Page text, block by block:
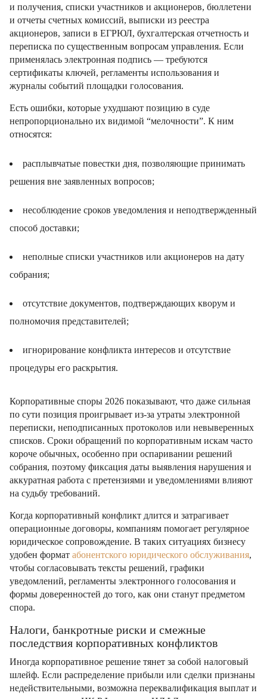
и получения, списки участников и акционеров, бюллетени
и отчеты счетных комиссий, выписки из реестра
акционеров, записи в ЕГРЮЛ, бухгалтерская отчетность и
переписка по существенным вопросам управления. Если
применялась электронная подпись — требуются
сертификаты ключей, регламенты использования и
журналы событий площадки голосования.
Есть ошибки, которые ухудшают позицию в суде
непропорционально их видимой “мелочности”. К ним
относятся:
расплывчатые повестки дня, позволяющие принимать
решения вне заявленных вопросов;
несоблюдение сроков уведомления и неподтвержденный
способ доставки;
неполные списки участников или акционеров на дату
собрания;
отсутствие документов, подтверждающих кворум и
полномочия представителей;
игнорирование конфликта интересов и отсутствие
процедуры его раскрытия.
Корпоративные споры 2026 показывают, что даже сильная
по сути позиция проигрывает из-за утраты электронной
переписки, неподписанных протоколов или невыверенных
списков. Сроки обращений по корпоративным искам часто
короче обычных, особенно при оспаривании решений
собрания, поэтому фиксация даты выявления нарушения и
аккуратная работа с претензиями и уведомлениями влияют
на судьбу требований.
Когда корпоративный конфликт длится и затрагивает
операционные договоры, компаниям помогает регулярное
юридическое сопровождение. В таких ситуациях бизнесу
удобен формат абонентского юридического обслуживания,
чтобы согласовывать тексты решений, графики
уведомлений, регламенты электронного голосования и
формы доверенностей до того, как они станут предметом
спора.
Налоги, банкротные риски и смежные
последствия корпоративных конфликтов
Иногда корпоративное решение тянет за собой налоговый
шлейф. Если распределение прибыли или сделки признаны
недействительными, возможна переквалификация выплат и